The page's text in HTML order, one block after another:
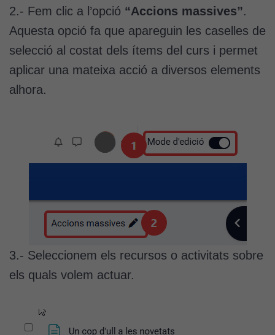
2.- Fem clic a l’opció “Accions massives”.
Aquesta opció fa que apareguin les caselles de
selecció al costat dels ítems del curs i permet
aplicar una mateixa acció a diversos elements
alhora.
3.- Seleccionem els recursos o activitats sobre
els quals volem actuar.